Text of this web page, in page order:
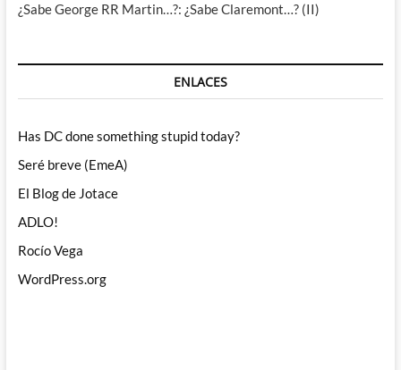
¿Sabe George RR Martin…?: ¿Sabe Claremont…? (II)
ENLACES
Has DC done something stupid today?
Seré breve (EmeA)
El Blog de Jotace
ADLO!
Rocío Vega
WordPress.org